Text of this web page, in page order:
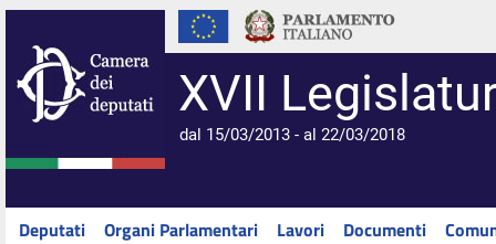
XVII
dal 15/03/2013 - al 22/03/2018
Deputati Organi Parlamentari Lavori Documenti